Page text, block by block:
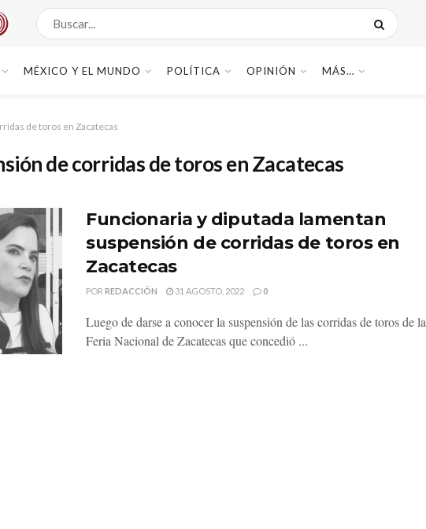
MÉXICO Y EL MUNDO POLÍTICA OPINIÓN MÁS…
de toros en Zacatecas
de corridas de toros en Zacatecas
Funcionaria y diputada lamentan
suspensión de corridas de toros en
Zacatecas
POR REDACCIÓN 31 AGOSTO, 2022 0
Luego de darse a conocer la suspensión de las corridas de toros de la
Feria Nacional de Zacatecas que concedió ...